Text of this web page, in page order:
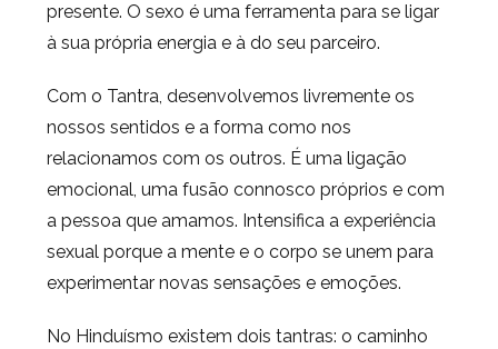
presente. O sexo é uma ferramenta para se ligar
à sua própria energia e à do seu parceiro.
Com o Tantra, desenvolvemos livremente os
nossos sentidos e a forma como nos
relacionamos com os outros. É uma ligação
emocional, uma fusão connosco próprios e com
a pessoa que amamos. Intensifica a experiência
sexual porque a mente e o corpo se unem para
experimentar novas sensações e emoções.
No Hinduísmo existem dois tantras: o caminho